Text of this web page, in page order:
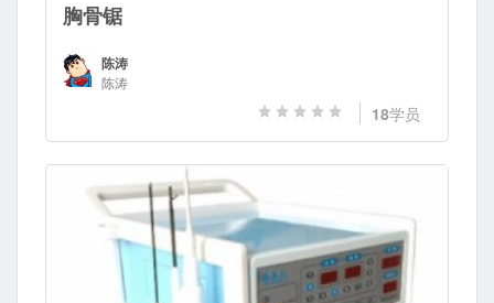
胸骨锯
陈涛
陈涛
18学员